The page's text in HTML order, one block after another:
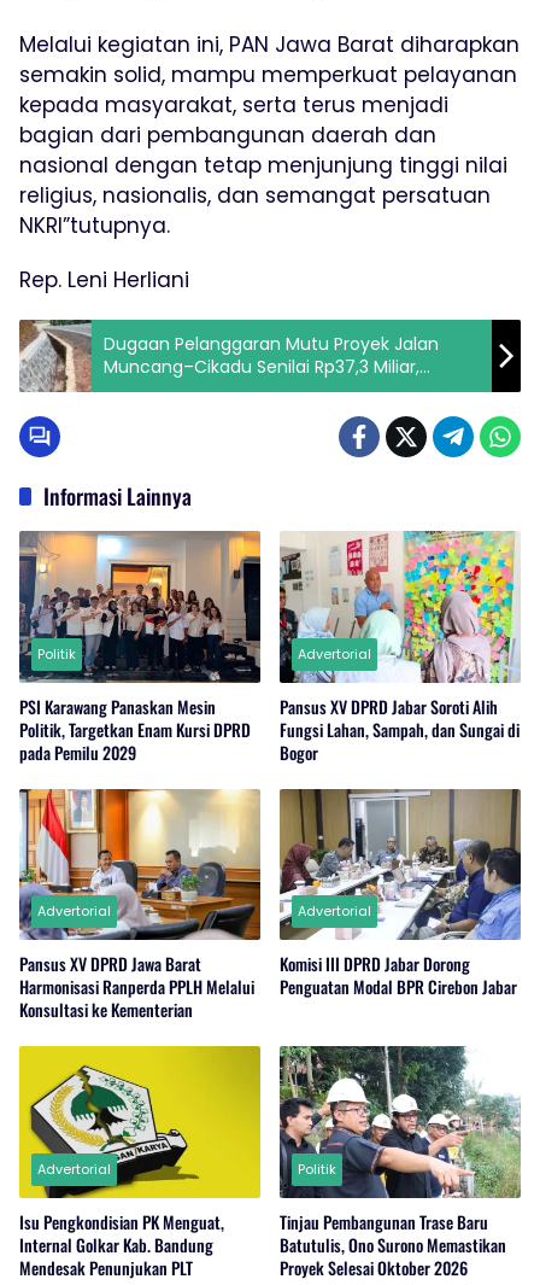
Melalui kegiatan ini, PAN Jawa Barat diharapkan
semakin solid, mampu memperkuat pelayanan
kepada masyarakat, serta terus menjadi
bagian dari pembangunan daerah dan
nasional dengan tetap menjunjung tinggi nilai
religius, nasionalis, dan semangat persatuan
NKRI”tutupnya.
Rep. Leni Herliani
Dugaan Pelanggaran Mutu Proyek Jalan
Muncang–Cikadu Senilai Rp37,3 Miliar,
Hotmix dan TPT Ditemukan Rusak Pasca
Informasi Lainnya
Politik
PSI Karawang Panaskan Mesin
Politik, Targetkan Enam Kursi DPRD
pada Pemilu 2029
Advertorial
Pansus XV DPRD Jabar Soroti Alih
Fungsi Lahan, Sampah, dan Sungai di
Bogor
Advertorial
Pansus XV DPRD Jawa Barat
Harmonisasi Ranperda PPLH Melalui
Konsultasi ke Kementerian
Advertorial
Komisi III DPRD Jabar Dorong
Penguatan Modal BPR Cirebon Jabar
Advertorial
Isu Pengkondisian PK Menguat,
Internal Golkar Kab. Bandung
Mendesak Penunjukan PLT
Politik
Tinjau Pembangunan Trase Baru
Batutulis, Ono Surono Memastikan
Proyek Selesai Oktober 2026